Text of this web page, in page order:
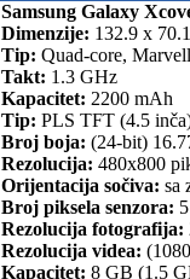
Samsung Galaxy
Dimenzije: 132.9 x
Tip: Quad-core,
Takt: 1.3 GHz
Kapacitet: 2200 mAh
Tip: PLS TFT (4.5
Broj boja: (24-bit)
Rezolucija: 480x800
Orijentacija sočiva: sa
Broj piksela senzora:
Rezolucija fotografija:
Rezolucija videa:
Kapacitet: 8 GB (1.5